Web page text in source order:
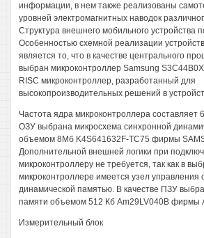
информации, в нем также реализованы
уровней электромагнитных наводок
Структура внешнего мобильного устройства
Особенностью схемной реализации
является то, что в качестве центрального
выбран микроконтроллер Samsung
RISC микроконтроллер, разработанный для
высокопроизводительных решений в
Частота ядра микроконтроллера составляет
ОЗУ выбрана микросхема синхронной
объемом 8Мб K4S641632F-TC75 фирмы
Дополнительной внешней логики при
микроконтроллеру не требуется, так как в
микроконтроллере имеется узел управления
динамической памятью. В качестве ПЗУ
памяти объемом 512 Кб Am29LV040B фирмы
Измерительный блок